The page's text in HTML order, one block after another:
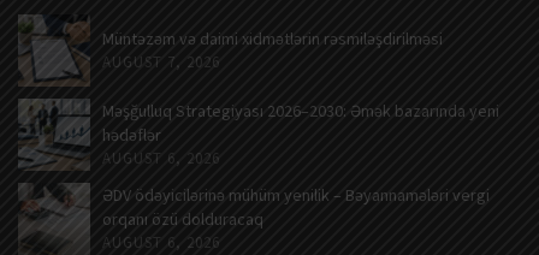
Müntəzəm və daimi xidmətlərin rəsmiləşdirilməsi
AUGUST 7, 2026
Məşğulluq Strategiyası 2026–2030: Əmək bazarında yeni
hədəflər
AUGUST 6, 2026
ƏDV ödəyicilərinə mühüm yenilik – Bəyannamələri vergi
orqanı özü dolduracaq
AUGUST 6, 2026